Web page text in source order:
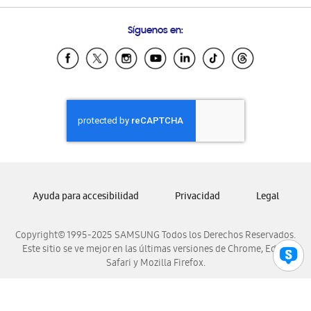
Samsung Ecuador
Samsung El Salvador
Samsung Honduras
Samsung Nicaragua
Samsung Panamá
Samsung Venezuela
Síguenos en:
Copyright© 1995-2025 SAMSUNG Todos los Derechos Reservados.
Este sitio se ve mejor en las últimas versiones de Chrome, Edge,
Safari y Mozilla Firefox.
Ayuda para accesibilidad Privacidad Legal